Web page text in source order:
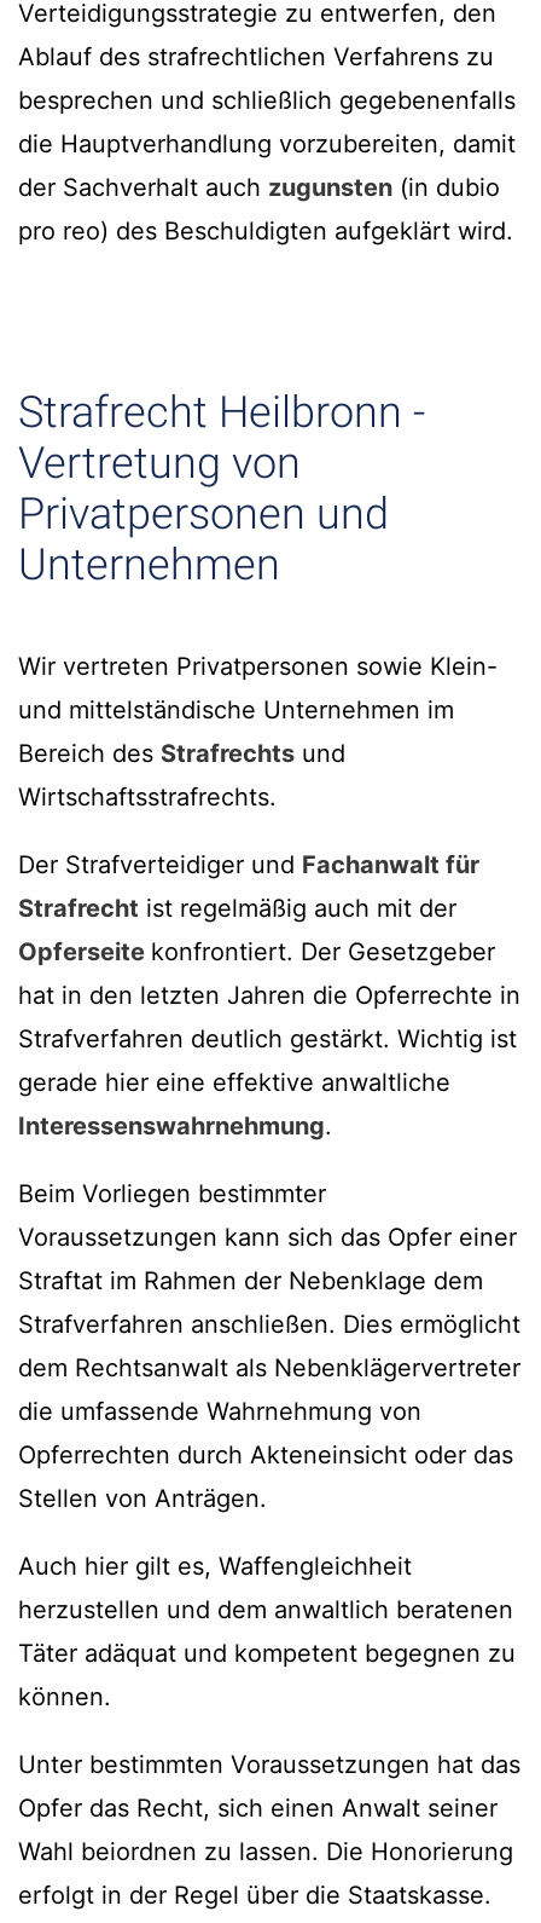
Verteidigungsstrategie zu entwerfen, den
Ablauf des strafrechtlichen Verfahrens zu
besprechen und schließlich gegebenenfalls
die Hauptverhandlung vorzubereiten, damit
der Sachverhalt auch zugunsten (in dubio
pro reo) des Beschuldigten aufgeklärt wird.
Strafrecht Heilbronn -
Vertretung von
Privatpersonen und
Unternehmen
Wir vertreten Privatpersonen sowie Klein-
und mittelständische Unternehmen im
Bereich des Strafrechts und
Wirtschaftsstrafrechts.
Der Strafverteidiger und Fachanwalt für
Strafrecht ist regelmäßig auch mit der
Opferseite konfrontiert. Der Gesetzgeber
hat in den letzten Jahren die Opferrechte in
Strafverfahren deutlich gestärkt. Wichtig ist
gerade hier eine effektive anwaltliche
Interessenswahrnehmung.
Beim Vorliegen bestimmter
Voraussetzungen kann sich das Opfer einer
Straftat im Rahmen der Nebenklage dem
Strafverfahren anschließen. Dies ermöglicht
dem Rechtsanwalt als Nebenklägervertreter
die umfassende Wahrnehmung von
Opferrechten durch Akteneinsicht oder das
Stellen von Anträgen.
Auch hier gilt es, Waffengleichheit
herzustellen und dem anwaltlich beratenen
Täter adäquat und kompetent begegnen zu
können.
Unter bestimmten Voraussetzungen hat das
Opfer das Recht, sich einen Anwalt seiner
Wahl beiordnen zu lassen. Die Honorierung
erfolgt in der Regel über die Staatskasse.